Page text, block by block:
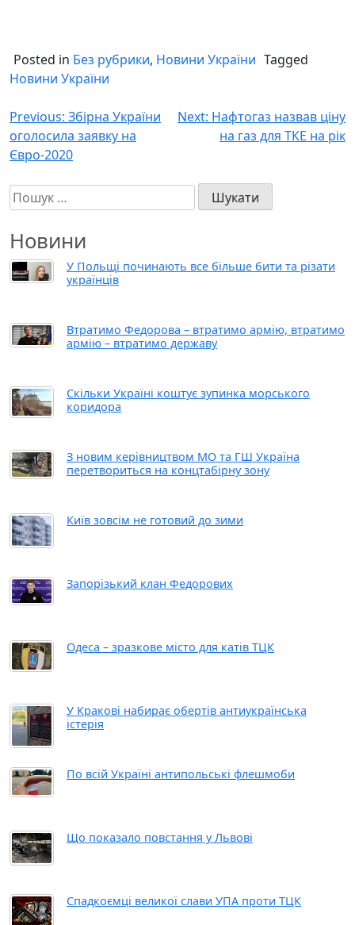
Posted in Без рубрики, Новини України Tagged
Новини України
Навігація
записів
Previous: Збірна України
оголосила заявку на
Євро-2020
Next: Нафтогаз назвав ціну
на газ для ТКЕ на рік
Пошук:
Новини
У Польщі починають все більше бити та різати
українців
Втратимо Федорова – втратимо армію, втратимо
армію – втратимо державу
Скільки Україні коштує зупинка морського
коридора
З новим керівництвом МО та ГШ Україна
перетвориться на концтабірну зону
Київ зовсім не готовий до зими
Запорізький клан Федорових
Одеса – зразкове місто для катів ТЦК
У Кракові набирає обертів антиукраїнська
істерія
По всій Україні антипольські флешмоби
Що показало повстання у Львові
Спадкоємці великої слави УПА проти ТЦК